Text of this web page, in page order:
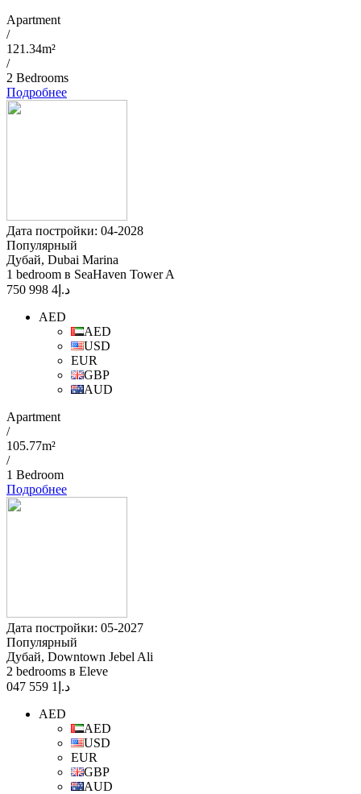
Apartment
/
121.34m²
/
2 Bedrooms
Подробнее
Дата постройки: 04-2028
Популярный
Дубай, Dubai Marina
1 bedroom в SeaHaven Tower A
د.إ 4 998 750
AED
AED
USD
EUR
GBP
AUD
Apartment
/
105.77m²
/
1 Bedroom
Подробнее
Дата постройки: 05-2027
Популярный
Дубай, Downtown Jebel Ali
2 bedrooms в Eleve
د.إ 1 559 047
AED
AED
USD
EUR
GBP
AUD